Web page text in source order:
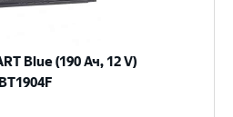
Blue (190 Ач, 12 V)